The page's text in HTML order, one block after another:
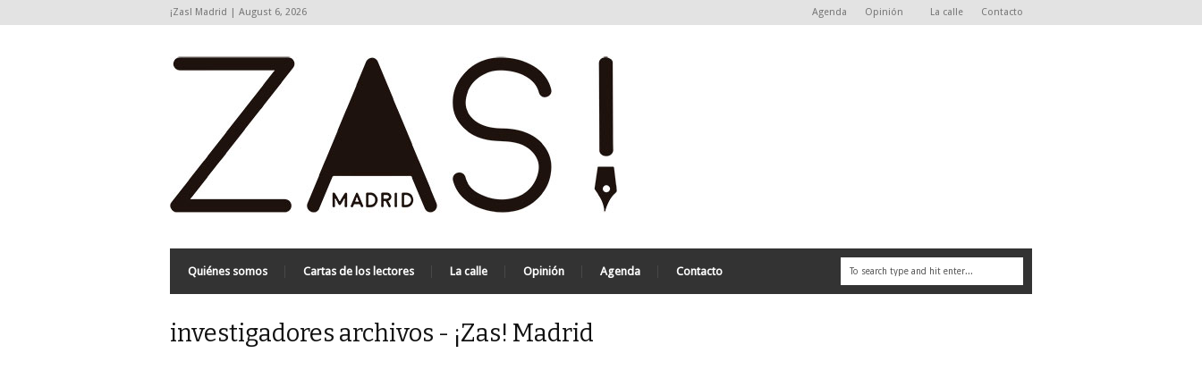
¡Zas! Madrid | August 6, 2026 Agenda Opinión La calle Contacto
Quiénes somos Cartas de los lectores La calle Opinión Agenda Contacto
investigadores archivos - ¡Zas! Madrid